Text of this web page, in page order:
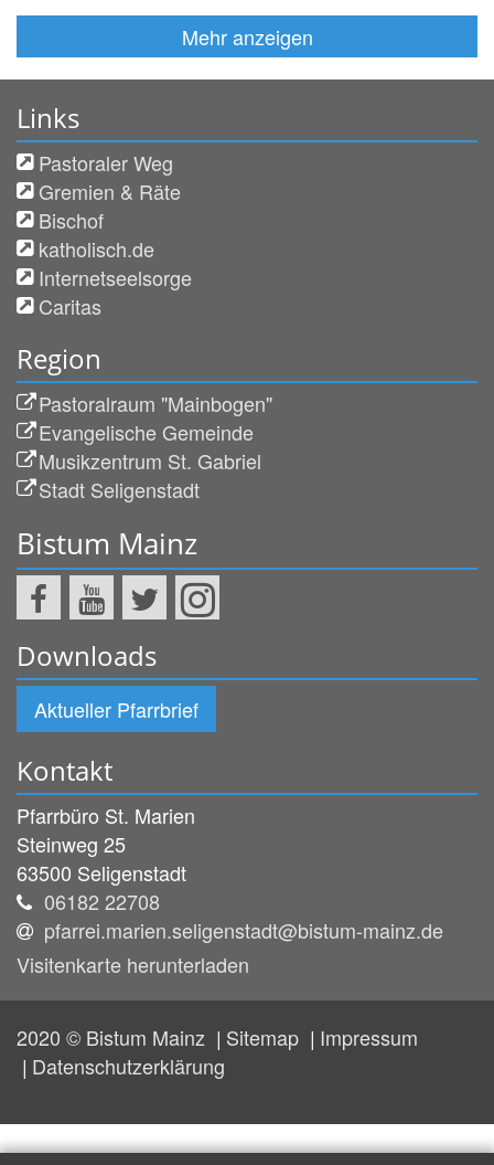
Mehr anzeigen
Links
Pastoraler Weg
Gremien & Räte
Bischof
katholisch.de
Internetseelsorge
Caritas
Region
Pastoralraum "Mainbogen"
Evangelische Gemeinde
Musikzentrum St. Gabriel
Stadt Seligenstadt
Bistum Mainz
Downloads
Aktueller Pfarrbrief
Kontakt
Pfarrbüro St. Marien
Steinweg 25
63500 Seligenstadt
06182 22708
pfarrei.marien.seligenstadt@bistum-mainz.de
Visitenkarte herunterladen
2020 © Bistum Mainz Sitemap
Impressum
Datenschutzerklärung